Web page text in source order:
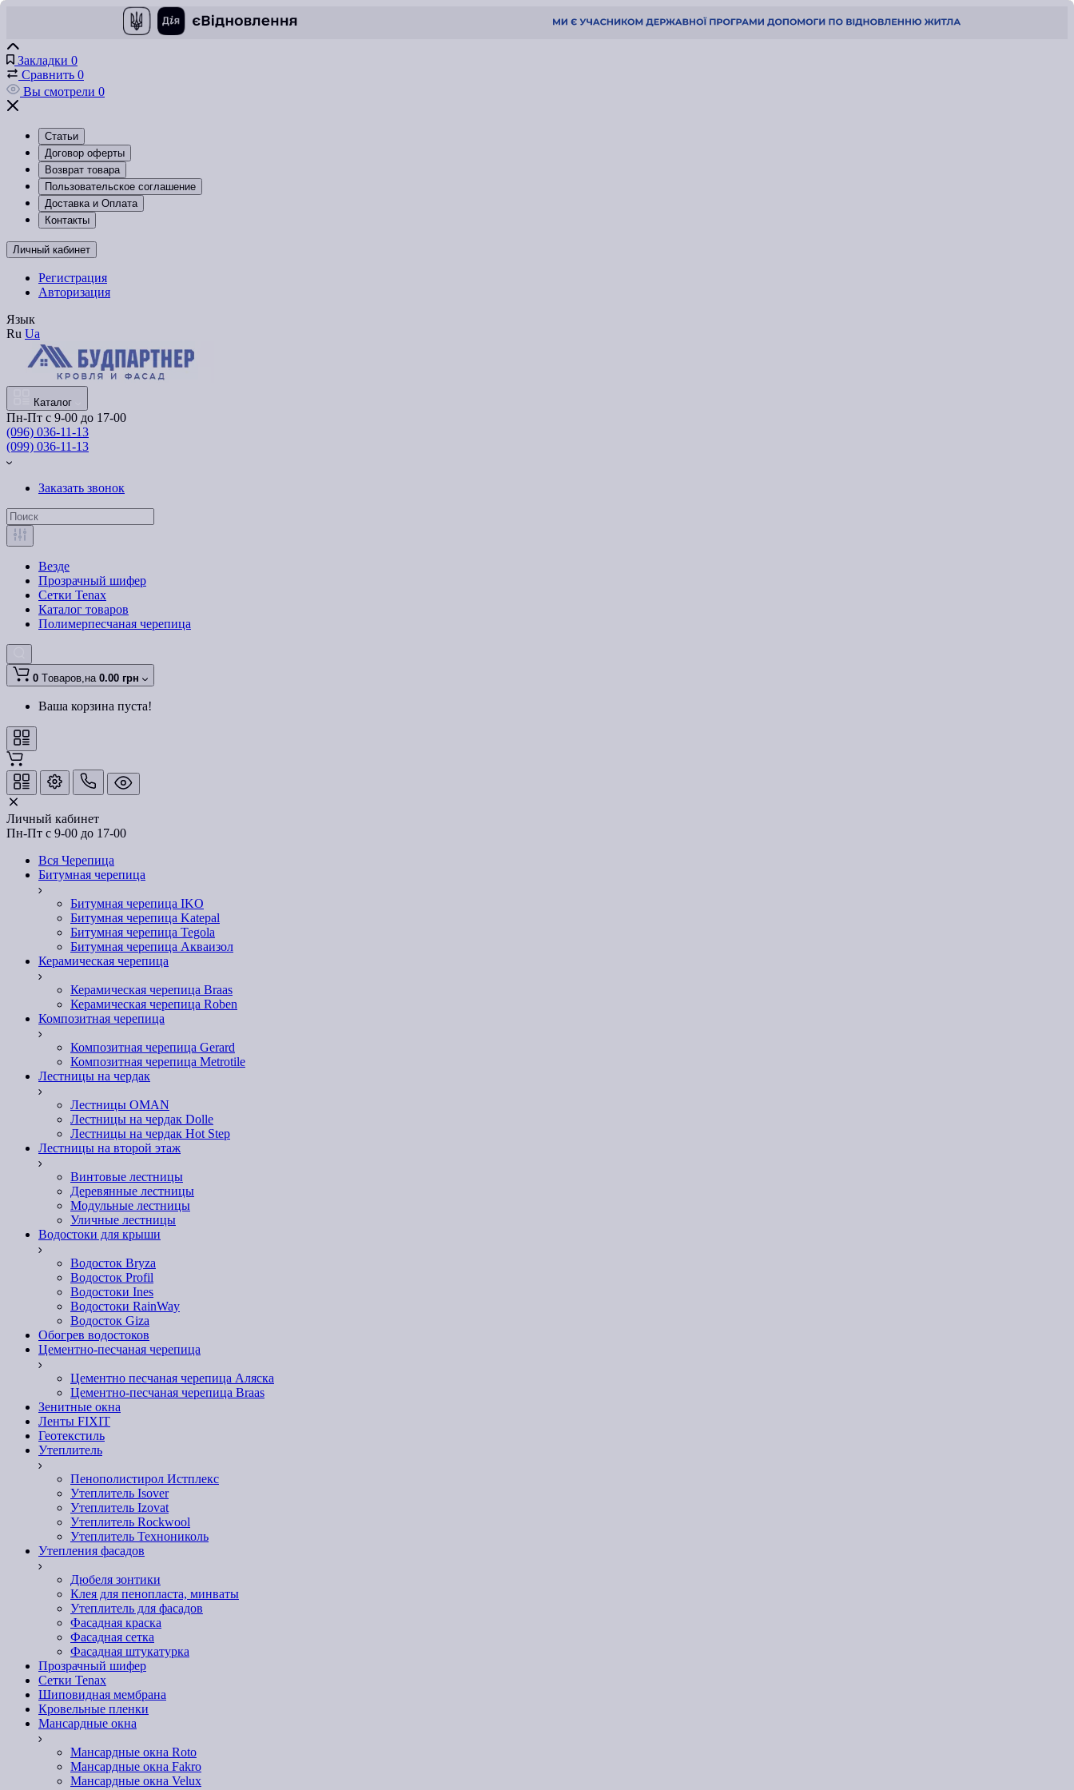
Закладки 0
Сравнить 0
Вы смотрели 0
Статьи
Договор оферты
Возврат товара
Пользовательское соглашение
Доставка и Оплата
Контакты
Личный кабинет
Регистрация
Авторизация
Язык
Ru Ua
Каталог
Пн-Пт с 9-00 до 17-00
(096) 036-11-13
(099) 036-11-13
Заказать звонок
Везде
Прозрачный шифер
Сетки Tenax
Каталог товаров
Полимерпесчаная черепица
0 Tоваров,на 0.00 грн
Ваша корзина пуста!
Личный кабинет
Пн-Пт с 9-00 до 17-00
Вся Черепица
Битумная черепица
Битумная черепица IKO
Битумная черепица Katepal
Битумная черепица Tegola
Битумная черепица Акваизол
Керамическая черепица
Керамическая черепица Braas
Керамическая черепица Roben
Композитная черепица
Композитная черепица Gerard
Композитная черепица Metrotile
Лестницы на чердак
Лестницы OMAN
Лестницы на чердак Dolle
Лестницы на чердак Hot Step
Лестницы на второй этаж
Винтовые лестницы
Деревянные лестницы
Модульные лестницы
Уличные лестницы
Водостоки для крыши
Водосток Bryza
Водосток Profil
Водостоки Ines
Водостоки RainWay
Водосток Giza
Обогрев водостоков
Цементно-песчаная черепица
Цементно песчаная черепица Аляска
Цементно-песчаная черепица Braas
Зенитные окна
Ленты FIXIT
Геотекстиль
Утеплитель
Пенополистирол Истплекс
Утеплитель Isover
Утеплитель Izovat
Утеплитель Rockwool
Утеплитель Технониколь
Утепления фасадов
Дюбеля зонтики
Клея для пенопласта, минваты
Утеплитель для фасадов
Фасадная краска
Фасадная сетка
Фасадная штукатурка
Прозрачный шифер
Сетки Tenax
Шиповидная мембрана
Кровельные пленки
Мансардные окна
Мансардные окна Roto
Мансардные окна Fakro
Мансардные окна Velux